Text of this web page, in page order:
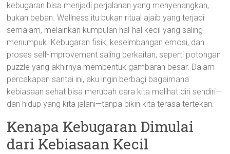
kebugaran bisa menjadi perjalanan yang menyenangkan,
bukan beban. Wellness itu bukan ritual ajaib yang terjadi
semalam, melainkan kumpulan hal-hal kecil yang saling
menumpuk. Kebugaran fisik, keseimbangan emosi, dan
proses self-improvement saling berkaitan, seperti potongan
puzzle yang akhirnya membentuk gambaran besar. Dalam
percakapan santai ini, aku ingin berbagi bagaimana
kebiasaan sehat bisa merubah cara kita melihat diri sendiri—
dan hidup yang kita jalani—tanpa bikin kita terasa tertekan.
Kenapa Kebugaran Dimulai
dari Kebiasaan Kecil